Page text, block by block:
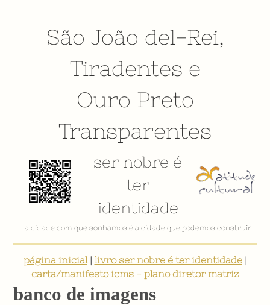
São João del-Rei,
Tiradentes e
Ouro Preto
Transparentes
ser nobre é
ter
identidade
VÍDEO INSTITUCIONAL
página inicial| livro ser nobre é ter identidade|
carta/manifesto icms - plano diretor matriz
banco de imagens